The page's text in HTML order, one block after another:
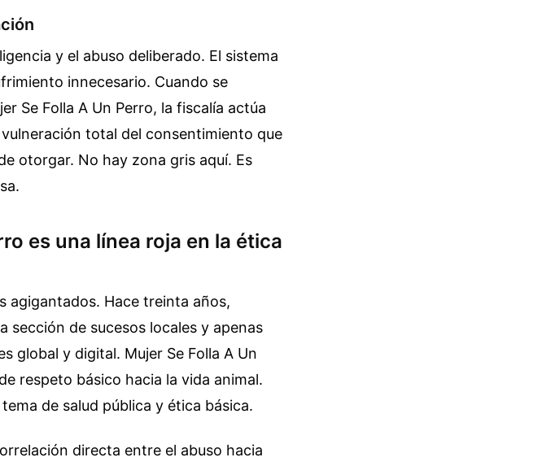
y el abuso deliberado. El sistema
innecesario. Cuando se
Se Folla A Un Perro, la fiscalía actúa
total del consentimiento que
otorgar. No hay zona gris aquí. Es
es una línea roja en la ética
agigantados. Hace treinta años,
sección de sucesos locales y apenas
global y digital. Mujer Se Folla A Un
respeto básico hacia la vida animal.
de salud pública y ética básica.
directa entre el abuso hacia